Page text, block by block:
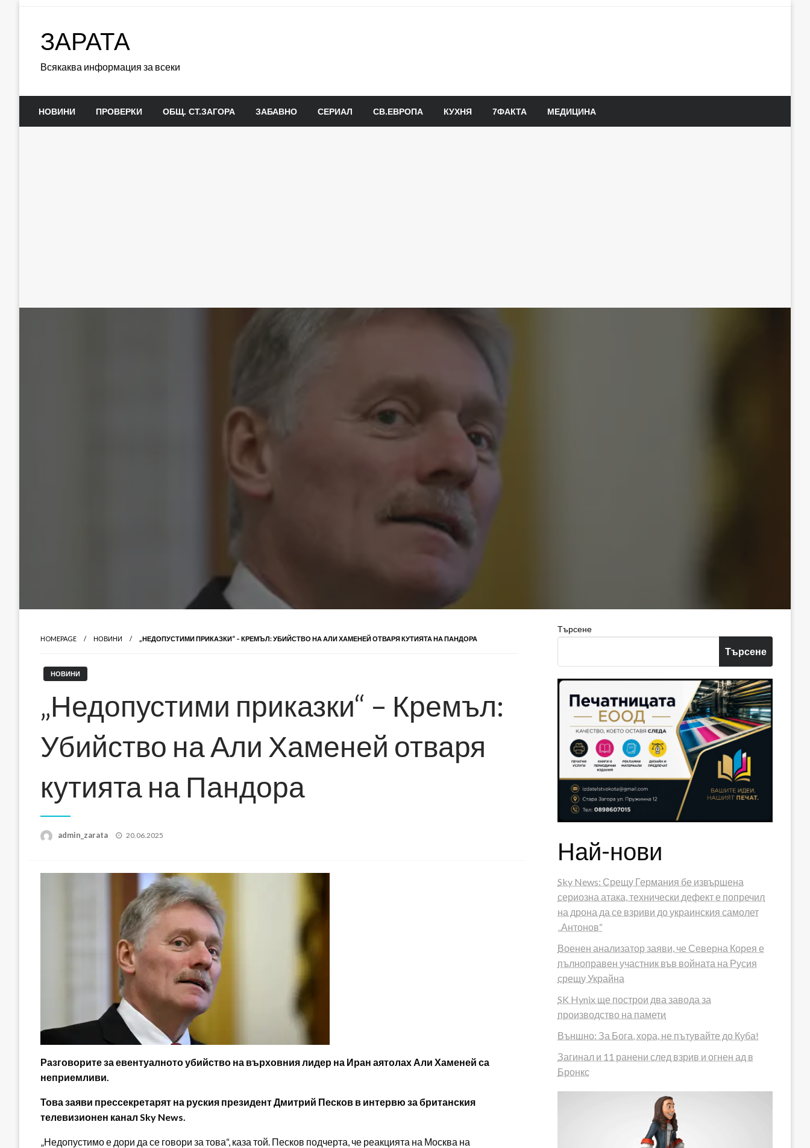
ЗАРАТА
Всякаква информация за всеки
НОВИНИ ПРОВЕРКИ ОБЩ. СТ.ЗАГОРА ЗАБАВНО СЕРИАЛ СВ.ЕВРОПА КУХНЯ 7ФАКТА МЕДИЦИНА
HOMEPAGE НОВИНИ „НЕДОПУСТИМИ ПРИКАЗКИ“ – КРЕМЪЛ: УБИЙСТВО НА АЛИ ХАМЕНЕЙ ОТВАРЯ КУТИЯТА НА ПАНДОРА
НОВИНИ
„Недопустими приказки“ – Кремъл:
Убийство на Али Хаменей отваря
кутията на Пандора
admin_zarata
Posted
20.06.2025
Разговорите за евентуалното убийство на върховния лидер на Иран аятолах Али Хаменей са
неприемливи.
Това заяви прессекретарят на руския президент Дмитрий Песков в интервю за британския
телевизионен канал Sky News.
„Недопустимо е дори да се говори за това“, каза той. Песков подчерта, че реакцията на Москва на
Търсене
Търсене
Най-нови
Sky News: Срещу Германия бе извършена
сериозна атака, технически дефект е попречил
на дрона да се взриви до украинския самолет
„Антонов“
Военен анализатор заяви, че Северна Корея е
пълноправен участник във войната на Русия
срещу Украйна
SK Hynix ще построи два завода за
производство на памети
Външно: За Бога, хора, не пътувайте до Куба!
Загинал и 11 ранени след взрив и огнен ад в
Бронкс